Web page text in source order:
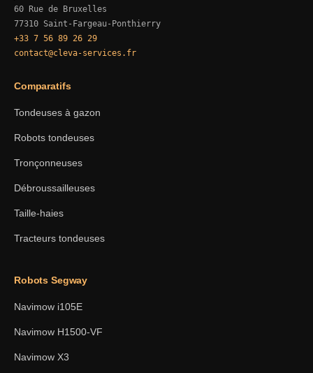
60 Rue de Bruxelles
77310 Saint-Fargeau-Ponthierry
+33 7 56 89 26 29
contact@cleva-services.fr
Comparatifs
Tondeuses à gazon
Robots tondeuses
Tronçonneuses
Débroussailleuses
Taille-haies
Tracteurs tondeuses
Robots Segway
Navimow i105E
Navimow H1500-VF
Navimow X3